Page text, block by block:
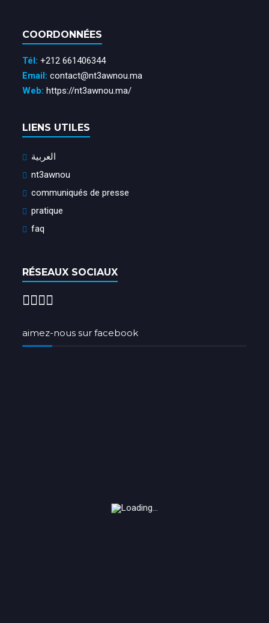
COORDONNÉES
Tél: +212 661406344
Email: contact@nt3awnou.ma
Web: https://nt3awnou.ma/
LIENS UTILES
العربية
nt3awnou
communiqués de presse
pratique
faq
RÉSEAUX SOCIAUX
aimez-nous sur facebook